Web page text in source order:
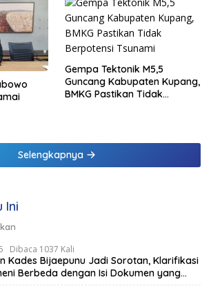
Gempa Tektonik M5,5
Guncang Kabupaten Kupang,
BMKG Pastikan Tidak
Selengkapnya
Ini
Dibaca 1037 Kali
Kades Bijaepunu Jadi Sorotan, Klarifikasi
Berbeda dengan Isi Dokumen yang